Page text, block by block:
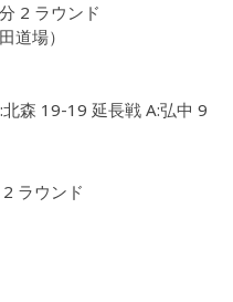
2 ラウンド
道場）
森 19-19 延長戦 A:弘中 9
ラウンド